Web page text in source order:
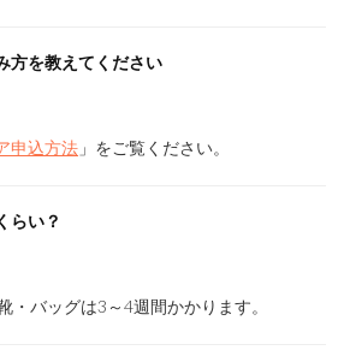
方を教えてください
申込方法 」をご覧ください。
らい？
・バッグは3～4週間かかります。